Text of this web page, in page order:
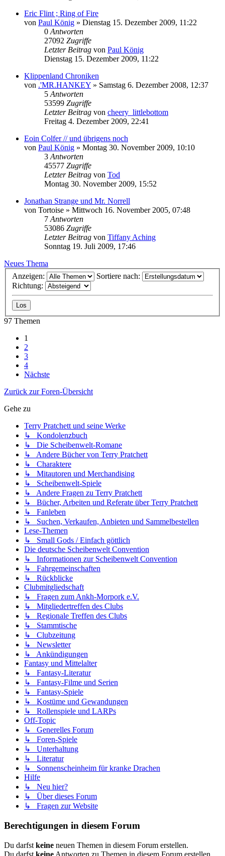
Eric Flint ; Ring of Fire
von Paul König » Dienstag 15. Dezember 2009, 11:22
0 Antworten
27092 Zugriffe
Letzter Beitrag von Paul König
Dienstag 15. Dezember 2009, 11:22
Klippenland Chroniken
von .'MR.HANKEY » Samstag 6. Dezember 2008, 12:37
5 Antworten
53599 Zugriffe
Letzter Beitrag von cheery_littlebottom
Freitag 4. Dezember 2009, 22:41
Eoin Colfer // und übrigens noch
von Paul König » Montag 30. November 2009, 10:10
3 Antworten
45577 Zugriffe
Letzter Beitrag von Tod
Montag 30. November 2009, 15:52
Jonathan Strange und Mr. Norrell
von Tortoise » Mittwoch 16. November 2005, 07:48
7 Antworten
53086 Zugriffe
Letzter Beitrag von Tiffany Aching
Sonntag 19. Juli 2009, 17:46
Neues Thema
Anzeigen:
Sortiere nach:
Richtung:
97 Themen
1
2
3
4
Nächste
Zurück zur Foren-Übersicht
Gehe zu
Terry Pratchett und seine Werke
↳ Kondolenzbuch
↳ Die Scheibenwelt-Romane
↳ Andere Bücher von Terry Pratchett
↳ Charaktere
↳ Mitautoren und Merchandising
↳ Scheibenwelt-Spiele
↳ Andere Fragen zu Terry Pratchett
↳ Bücher, Arbeiten und Referate über Terry Pratchett
↳ Fanleben
↳ Suchen, Verkaufen, Anbieten und Sammelbestellen
Lese-Themen
↳ Small Gods / Einfach göttlich
Die deutsche Scheibenwelt Convention
↳ Informationen zur Scheibenwelt Convention
↳ Fahrgemeinschaften
↳ Rückblicke
Clubmitgliedschaft
↳ Fragen zum Ankh-Morpork e.V.
↳ Mitgliedertreffen des Clubs
↳ Regionale Treffen des Clubs
↳ Stammtische
↳ Clubzeitung
↳ Newsletter
↳ Ankündigungen
Fantasy und Mittelalter
↳ Fantasy-Literatur
↳ Fantasy-Filme und Serien
↳ Fantasy-Spiele
↳ Kostüme und Gewandungen
↳ Rollenspiele und LARPs
Off-Topic
↳ Generelles Forum
↳ Foren-Spiele
↳ Unterhaltung
↳ Literatur
↳ Sonnenscheinheim für kranke Drachen
Hilfe
↳ Neu hier?
↳ Über dieses Forum
↳ Fragen zur Website
Berechtigungen in diesem Forum
Du darfst keine neuen Themen in diesem Forum erstellen.
Du darfst keine Antworten zu Themen in diesem Forum erstellen.